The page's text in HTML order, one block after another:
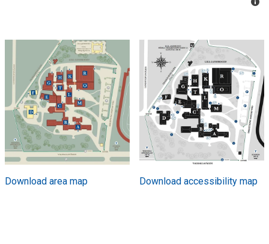
Download area map Download accessibility map